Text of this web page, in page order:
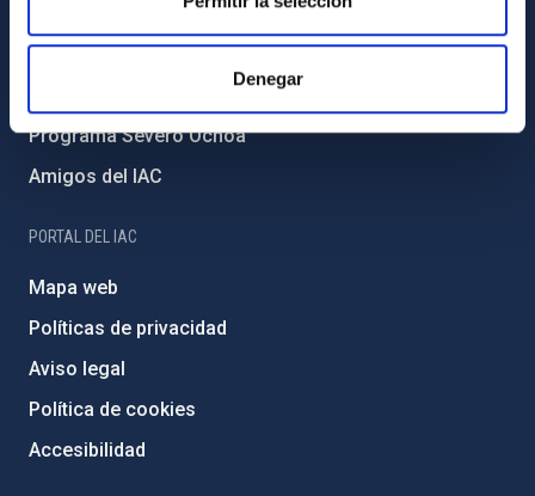
Denegar
Medio Ambiente y Sostenibilidad
Proyectos institucionales
Programa Severo Ochoa
Amigos del IAC
PORTAL DEL IAC
Mapa web
Políticas de privacidad
Aviso legal
Política de cookies
Accesibilidad